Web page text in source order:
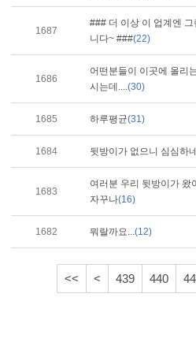
1687
### 더 이상 이 업계엔
니다~ ###(22)
1686
어떤분들이 이곳에 올리
시는데....(30)
1685 하루평균(31)
1684 뒷방이가 없으니 심심하
1683
여러분 우리 뒷방이가 왔
자꾸나(16)
1682 뭐랄까요...(12)
<< < 439 440